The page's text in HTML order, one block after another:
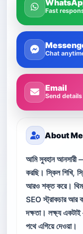
Fast
Chat
Email
Send details
About Me
আমি সুবহান
করছি। স্কিল শিখি,
আরও শক্ত করে। থিম
SEO স্ট্রাকচার আর
দক্ষতা। লক্ষ্য
পথে এগিয়ে দেওয়া।